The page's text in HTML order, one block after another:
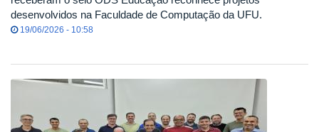
desenvolvidos na Faculdade de Computação da UFU.
19/06/2026 - 10:58